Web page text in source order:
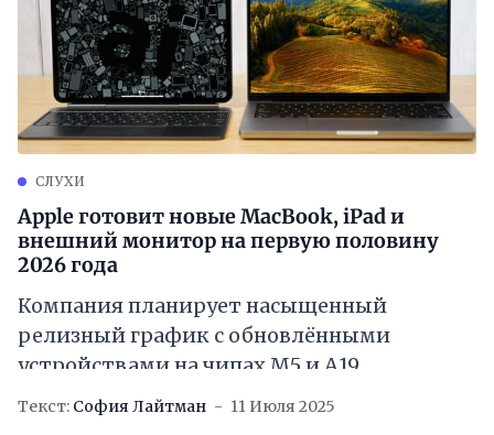
СЛУХИ
Apple готовит новые MacBook, iPad и
внешний монитор на первую половину
2026 года
Компания планирует насыщенный
релизный график с обновлёнными
устройствами на чипах M5 и A19
Текст: София Лайтман 11 Июля 2025